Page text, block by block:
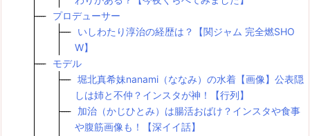
プロデューサー
いしわたり淳治の経歴は？【関ジャム 完全燃SHO
W】
モデル
堀北真希妹nanami（ななみ）の水着【画像】公表隠
しは姉と不仲？インスタが神！【行列】
加治（かじひとみ）は腸活おばけ？インスタや食事
や腹筋画像も！【深イイ話】